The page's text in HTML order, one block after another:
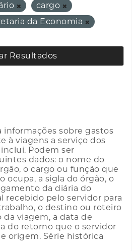
cargo
da Economia
Resultados
informações sobre gastos
à viagens a serviço dos
Podem ser
dados: o nome do
o cargo ou função que
ocupa, a sigla do órgão, o
da diária do
recebido pelo servidor para
o destino ou roteiro
viagem, a data de
do retorno que o servidor
origem. Série histórica